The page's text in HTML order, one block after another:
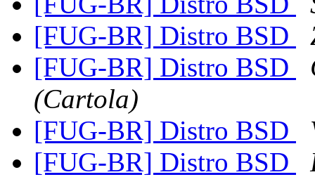
[FUG-BR] Distro BSD
[FUG-BR] Distro BSD
(Cartola)
[FUG-BR] Distro BSD
[FUG-BR] Distro BSD